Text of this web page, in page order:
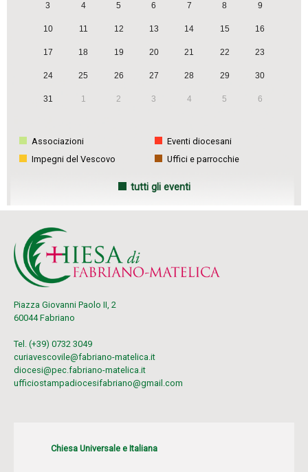
3 4 5 6 7 8 9
10 11 12 13 14 15 16
17 18 19 20 21 22 23
24 25 26 27 28 29 30
31 1 2 3 4 5 6
Associazioni
Eventi diocesani
Impegni del Vescovo
Uffici e parrocchie
tutti gli eventi
Piazza Giovanni Paolo II, 2
60044 Fabriano
Tel. (+39) 0732 3049
curiavescovile@fabriano-matelica.it
diocesi@pec.fabriano-matelica.it
ufficiostampadiocesifabriano@gmail.com
Chiesa Universale e Italiana